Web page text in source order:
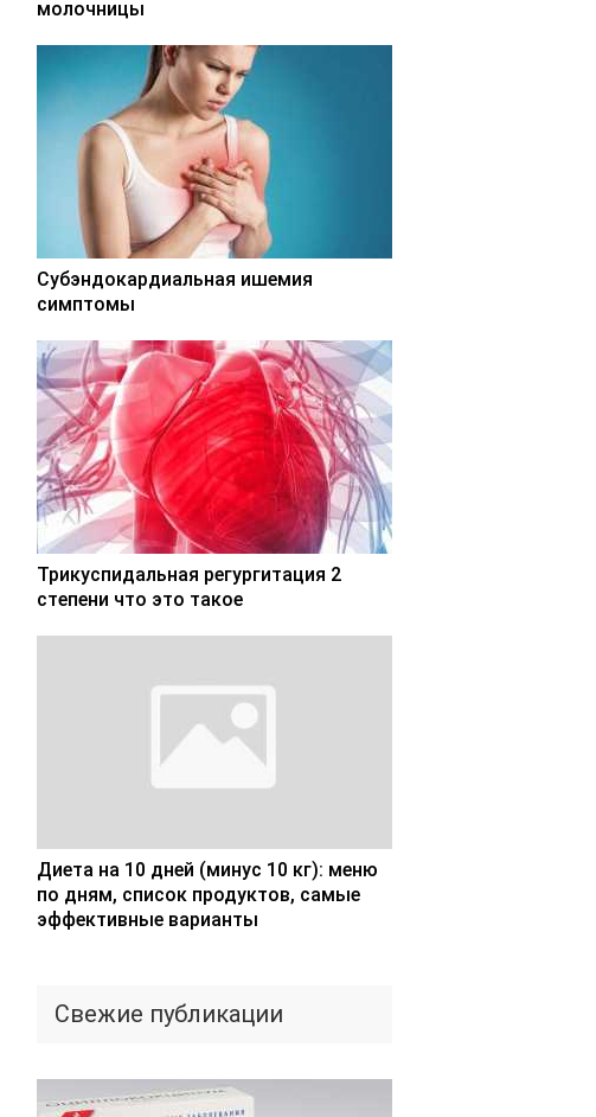
молочницы
Субэндокардиальная ишемия
симптомы
Трикуспидальная регургитация 2
степени что это такое
Диета на 10 дней (минус 10 кг): меню
по дням, список продуктов, самые
эффективные варианты
Свежие публикации